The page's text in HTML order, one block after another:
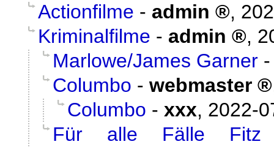
Actionfilme - admin ,
Kriminalfilme - admin ,
Marlowe/James Garner
Columbo - webmaster
Columbo - xxx, 2022-
Für alle Fälle Fitz